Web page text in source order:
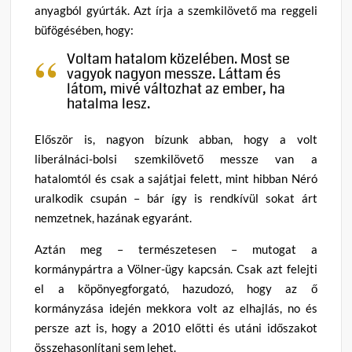
anyagból gyúrták. Azt írja a szemkilövető ma reggeli
büfögésében, hogy:
Voltam hatalom közelében. Most se
vagyok nagyon messze. Láttam és
látom, mivé változhat az ember, ha
hatalma lesz.
Először is, nagyon bízunk abban, hogy a volt
liberálnáci-bolsi szemkilövető messze van a
hatalomtól és csak a sajátjai felett, mint hibban Néró
uralkodik csupán – bár így is rendkívül sokat árt
nemzetnek, hazának egyaránt.
Aztán meg – természetesen – mutogat a
kormánypártra a Völner-ügy kapcsán. Csak azt felejti
el a köpönyegforgató, hazudozó, hogy az ő
kormányzása idején mekkora volt az elhajlás, no és
persze azt is, hogy a 2010 előtti és utáni időszakot
összehasonlítani sem lehet.